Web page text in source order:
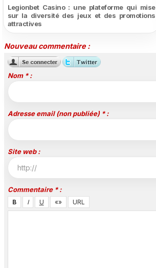
Legionbet Casino : une plateforme qui mise
sur la diversité des jeux et des promotions
attractives
Nouveau commentaire :
Nom * :
Adresse email (non publiée) * :
Site web :
Commentaire * :